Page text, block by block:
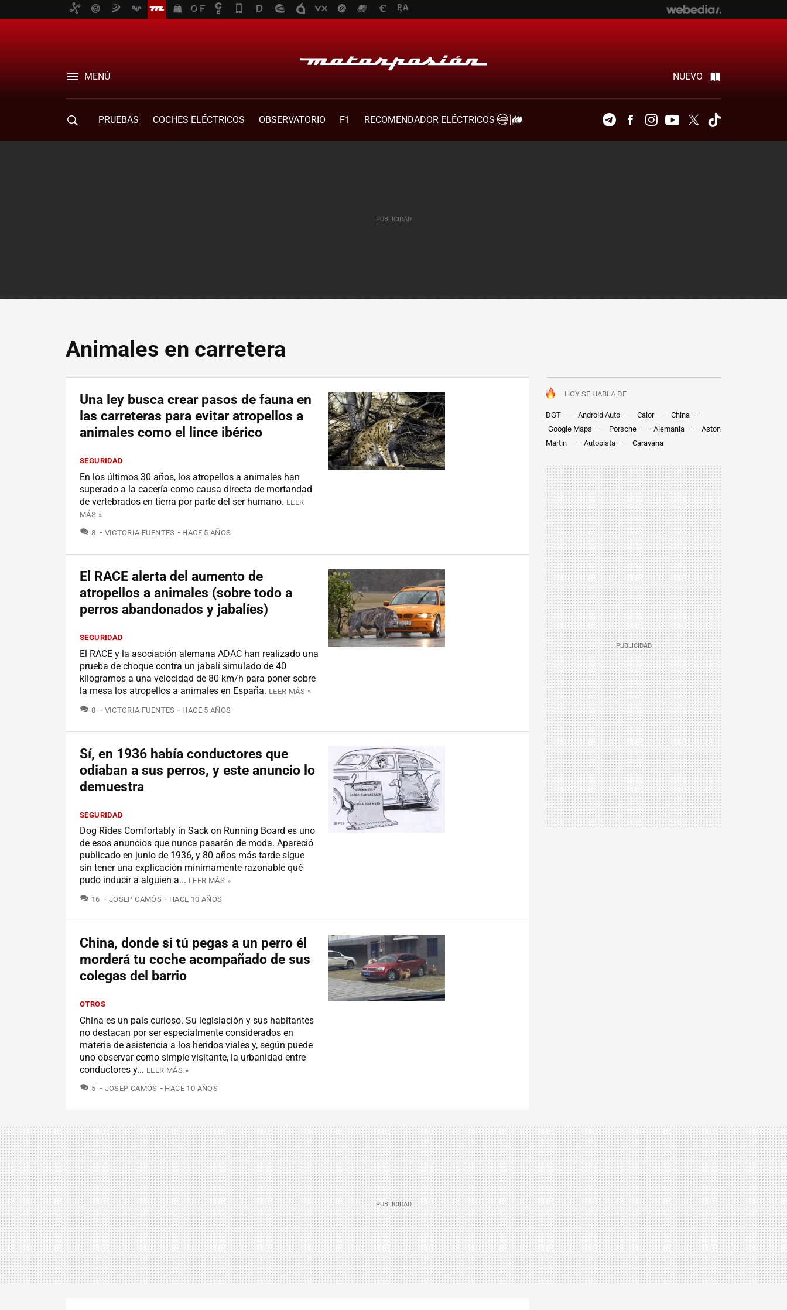
MENÚ NUEVO
PRUEBAS COCHES ELÉCTRICOS OBSERVATORIO F1
RECOMENDADOR ELÉCTRICOS
TelegramFacebookInstagramYoutubeTwitter
Animales en carretera
HOY SE HABLA DE
DGT Android Auto Calor
China
Google Maps
Porsche Alemania
Aston
Martin
Autopista Caravana
Una ley busca crear pasos de fauna en
las carreteras para evitar atropellos a
animales como el lince ibérico
SEGURIDAD
En los últimos 30 años, los atropellos a animales han
superado a la cacería como causa directa de mortandad
de vertebrados en tierra por parte del ser humano. LEER
MÁS »
8 COMENTARIOS
VICTORIA FUENTES HACE 5 AÑOS
El RACE alerta del aumento de
atropellos a animales (sobre todo a
perros abandonados y jabalíes)
SEGURIDAD
El RACE y la asociación alemana ADAC han realizado una
prueba de choque contra un jabalí simulado de 40
kilogramos a una velocidad de 80 km/h para poner sobre
la mesa los atropellos a animales en España. LEER MÁS »
8 COMENTARIOS
VICTORIA FUENTES HACE 5 AÑOS
Sí, en 1936 había conductores que
odiaban a sus perros, y este anuncio lo
demuestra
SEGURIDAD
Dog Rides Comfortably in Sack on Running Board es uno
de esos anuncios que nunca pasarán de moda. Apareció
publicado en junio de 1936, y 80 años más tarde sigue
sin tener una explicación mínimamente razonable qué
pudo inducir a alguien a... LEER MÁS »
16 COMENTARIOS
JOSEP CAMÓS HACE 10 AÑOS
China, donde si tú pegas a un perro él
morderá tu coche acompañado de sus
colegas del barrio
OTROS
China es un país curioso. Su legislación y sus habitantes
no destacan por ser especialmente considerados en
materia de asistencia a los heridos viales y, según puede
uno observar como simple visitante, la urbanidad entre
conductores y... LEER MÁS »
5 COMENTARIOS
JOSEP CAMÓS HACE 10 AÑOS